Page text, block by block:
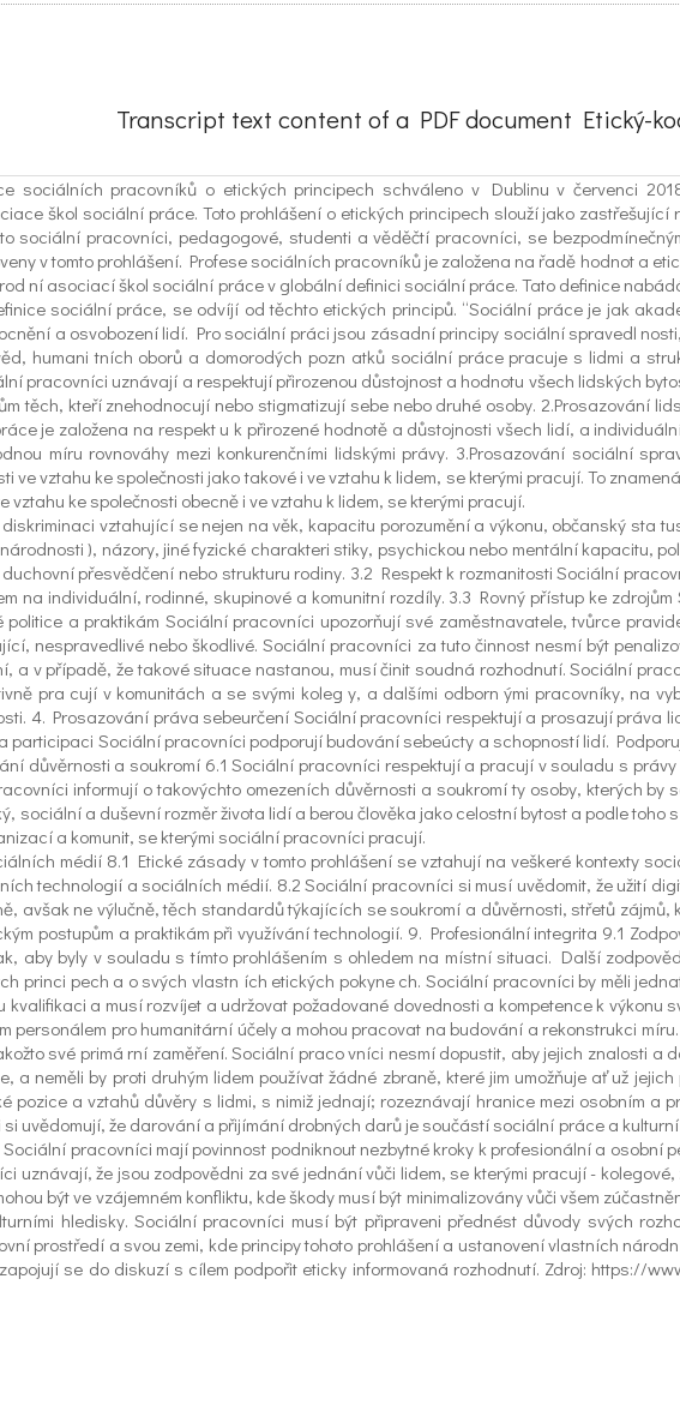
Transcript text content of a PDF document Etický-
sociálních pracovníků o etických principech schváleno v Dublinu v červenci
škol sociální práce. Toto prohlášení o etických principech slouží jako
sociální pracovníci, pedagogové, studenti a věděčtí pracovníci, se
v tomto prohlášení. Profese sociálních pracovníků je založena na řadě hodnot a
ní asociací škol sociální práce v globální definici sociální práce. Tato definice
sociální práce, se odvíjí od těchto etických principů. “Sociální práce je jak
a osvobození lidí. Pro sociální práci jsou zásadní principy sociální spravedl
humani tních oborů a domorodých pozn atků sociální práce pracuje s lidmi a
pracovníci uznávají a respektují přirozenou důstojnost a hodnotu všech lidských
těch, kteří znehodnocují nebo stigmatizují sebe nebo druhé osoby. 2.Prosazování
je založena na respekt u k přirozené hodnotě a důstojnosti všech lidí, a
míru rovnováhy mezi konkurenčními lidskými právy. 3.Prosazování sociální
vztahu ke společnosti jako takové i ve vztahu k lidem, se kterými pracují. To
ke společnosti obecně i ve vztahu k lidem, se kterými pracují.
vztahující se nejen na věk, kapacitu porozumění a výkonu, občanský sta
), názory, jiné fyzické charakteri stiky, psychickou nebo mentální kapacitu,
přesvědčení nebo strukturu rodiny. 3.2 Respekt k rozmanitosti Sociální
na individuální, rodinné, skupinové a komunitní rozdíly. 3.3 Rovný přístup ke
politice a praktikám Sociální pracovníci upozorňují své zaměstnavatele, tvůrce
nespravedlivé nebo škodlivé. Sociální pracovníci za tuto činnost nesmí být
a v případě, že takové situace nastanou, musí činit soudná rozhodnutí. Sociální
pra cují v komunitách a se svými koleg y, a dalšími odborn ými pracovníky, na
4. Prosazování práva sebeurčení Sociální pracovníci respektují a prosazují práva
participaci Sociální pracovníci podporují budování sebeúcty a schopností lidí.
důvěrnosti a soukromí 6.1 Sociální pracovníci respektují a pracují v souladu s
informují o takovýchto omezeních důvěrnosti a soukromí ty osoby, kterých
sociální a duševní rozměr života lidí a berou člověka jako celostní bytost a podle
a komunit, se kterými sociální pracovníci pracují.
médií 8.1 Etické zásady v tomto prohlášení se vztahují na veškeré kontexty
technologií a sociálních médií. 8.2 Sociální pracovníci si musí uvědomit, že užití
avšak ne výlučně, těch standardů týkajících se soukromí a důvěrnosti, střetů
postupům a praktikám při využívání technologií. 9. Profesionální integrita 9.1
aby byly v souladu s tímto prohlášením s ohledem na místní situaci. Další
princi pech a o svých vlastn ích etických pokyne ch. Sociální pracovníci by měli
kvalifikaci a musí rozvíjet a udržovat požadované dovednosti a kompetence k
personálem pro humanitární účely a mohou pracovat na budování a rekonstrukci
své primá rní zaměření. Sociální praco vníci nesmí dopustit, aby jejich znalosti a
a neměli by proti druhým lidem používat žádné zbraně, které jim umožňuje ať už
pozice a vztahů důvěry s lidmi, s nimiž jednají; rozeznávají hranice mezi osobním
uvědomují, že darování a přijímání drobných darů je součástí sociální práce a
pracovníci mají povinnost podniknout nezbytné kroky k profesionální a osobní
uznávají, že jsou zodpovědni za své jednání vůči lidem, se kterými pracují -
být ve vzájemném konfliktu, kde škody musí být minimalizovány vůči všem
hledisky. Sociální pracovníci musí být připraveni přednést důvody svých
prostředí a svou zemi, kde principy tohoto prohlášení a ustanovení vlastních
se do diskuzí s cílem podpořit eticky informovaná rozhodnutí. Zdroj: https://